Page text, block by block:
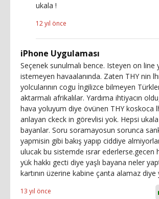
ukala !
12 yıl önce
iPhone Uygulaması
Seçenek sunulmalı bence. Isteyen on line
istemeyen havaalanında. Zaten THY nin
yolcularının cogu İngilizce bilmeyen
aktarmalı afrikalılar. Yardıma ihtiyacın
hava yoluyum diye övünen THY koskoca
anlayan ckeck in görevlisi yok. Hepsi ukala
bayanlar. Soru soramayosun sorunca
yapmisin gibi bakış yapıp ciddiye
ulucak bu sistemde ısrar ederlerse.gecen
yük hakkı gecti diye yaşlı bayana neler
kartının üzerine kabine çanta alamaz diye
13 yıl önce